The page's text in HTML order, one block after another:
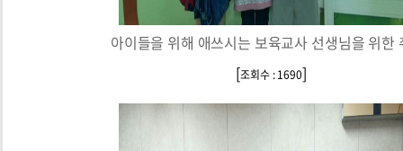
아이들을 위해 애쓰시는 보육교사 선생님을 위한
[조회수 : 1690]